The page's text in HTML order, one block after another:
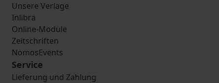
Unsere Verlage
Inlibra
Online-Module
Zeitschriften
NomosEvents
Service
Lieferung und Zahlung